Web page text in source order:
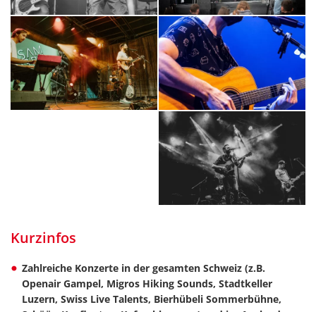
Kurzinfos
Zahlreiche Konzerte in der gesamten Schweiz (z.B.
Openair Gampel, Migros Hiking Sounds, Stadtkeller
Luzern, Swiss Live Talents, Bierhübeli Sommerbühne,